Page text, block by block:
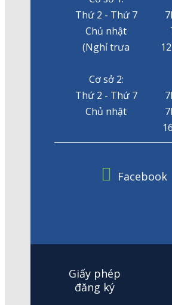
Thứ 2 - Thứ 7
Chủ nhật
(Nghỉ trưa
Cơ sở 2:
Thứ 2 - Thứ 7
Chủ nhật
Facebook
Giấy phép
đăng ký